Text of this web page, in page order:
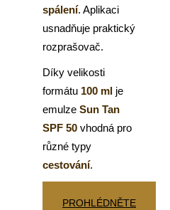
spálení. Aplikaci
usnadňuje praktický
rozprašovač.
Díky velikosti
formátu 100 ml je
emulze Sun Tan
SPF 50 vhodná pro
různé typy
cestování.
PROHLÉDNĚTE